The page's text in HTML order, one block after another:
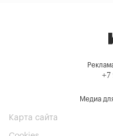
+7
Медиа
Карта сайта